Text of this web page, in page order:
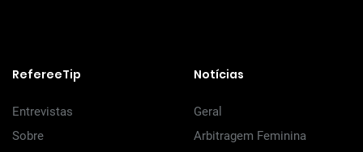
RefereeTip
Entrevistas
Sobre
Notícias
Geral
Arbitragem Feminina